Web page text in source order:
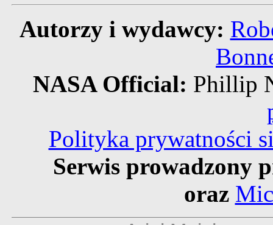
Autorzy i wydawcy:
NASA Official: Phillip
Polityka prywatności
Serwis prowadzony
oraz